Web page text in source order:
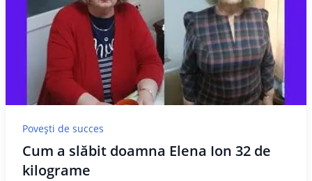
Povești de succes
Cum a slăbit doamna Elena Ion 32 de
kilograme